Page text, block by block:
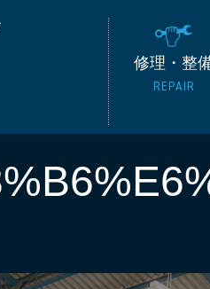
浜の外車
修理・整
REPAIR